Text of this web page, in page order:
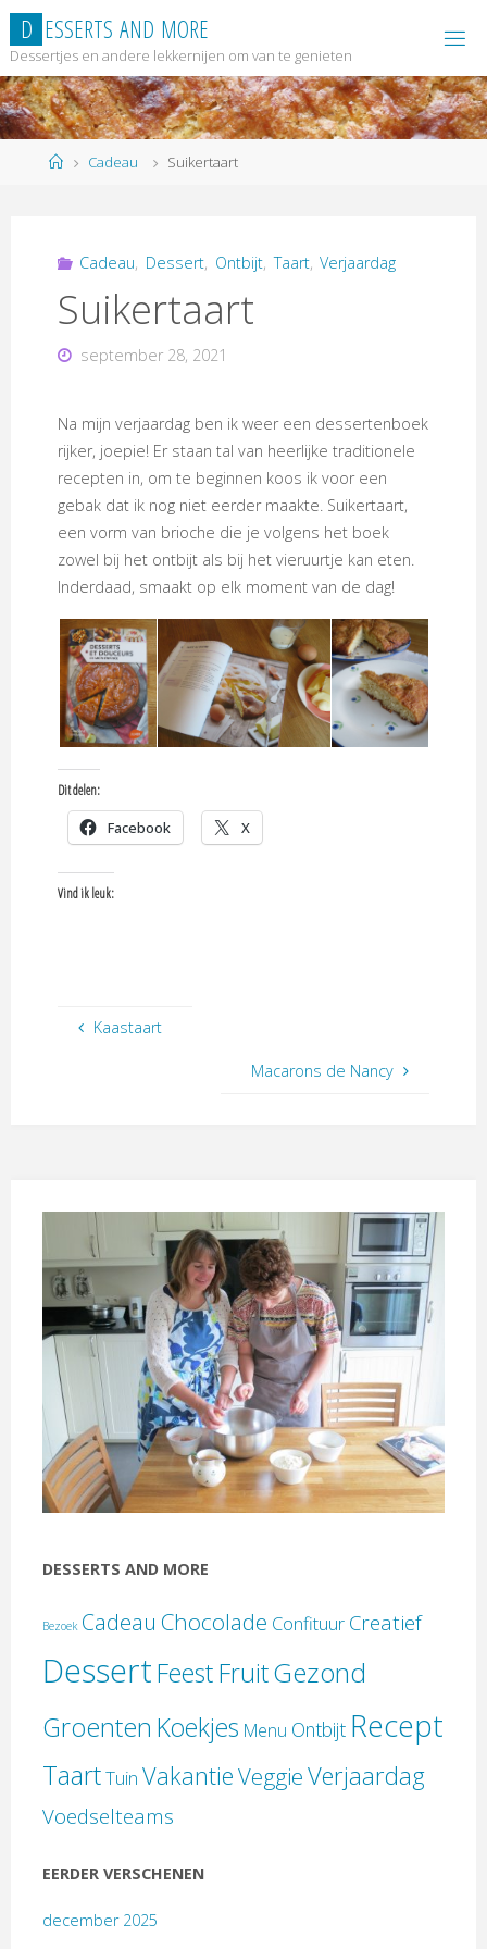
Ga
naar
de
inhoud
D ESSERTS AND MORE
Dessertjes en andere lekkernijen om van te genieten
HomeCadeau Suikertaart
Cadeau, Dessert, Ontbijt, Taart, Verjaardag
Suikertaart
september 28, 2021
Na mijn verjaardag ben ik weer een dessertenboek
rijker, joepie! Er staan tal van heerlijke traditionele
recepten in, om te beginnen koos ik voor een
gebak dat ik nog niet eerder maakte. Suikertaart,
een vorm van brioche die je volgens het boek
zowel bij het ontbijt als bij het vieruurtje kan eten.
Inderdaad, smaakt op elk moment van de dag!
Dit delen:
Facebook X
Vind ik leuk:
Kaastaart
Macarons de Nancy
DESSERTS AND MORE
Bezoek Cadeau Chocolade Confituur Creatief
DessertFeestFruitGezond
Groenten Koekjes Menu Ontbijt Recept
TaartTuin VakantieVeggieVerjaardag
Voedselteams
EERDER VERSCHENEN
december 2025